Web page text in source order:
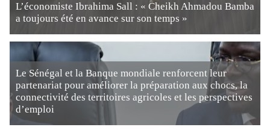
L’économiste Ibrahima Sall : « Cheikh Ahmadou Bamba
a toujours été en avance sur son temps »
Le Sénégal et la Banque mondiale renforcent leur
partenariat pour améliorer la préparation aux chocs, la
connectivité des territoires agricoles et les perspectives
d’emploi